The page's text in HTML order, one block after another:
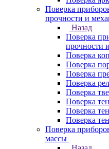
Поверка
прочности и
Назад
Поверка
прочности
Поверка
Поверка
Поверка
Поверка
Поверка
Поверка
Поверка
Поверка
Поверка
массы